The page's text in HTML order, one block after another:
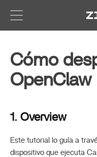
Cómo
OpenClaw
1. Overview
Este tutorial lo guía a
dispositivo que ejecuta